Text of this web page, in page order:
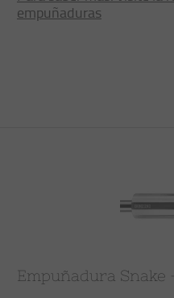
empuñaduras
Empuñadura Snake